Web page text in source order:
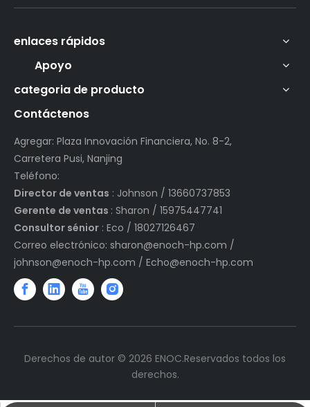
enlaces rápidos
Apoyo
categoria de producto
Contáctenos
Agregar: Plaza Innovación Financiera, No. 8-2,
Carretera Pusi, Nanjing
Teléfono:
Director de ventas : Johnson / 13660737853
Gerente de ventas : Sharon / 15975447741
Consultor sénior : Eco / 18027126467
Correo electrónico: sharon@enoch-hp.com /
johnson@enoch-hp.com / Echo@enoch-hp.com
Derechos de autor © 2026 ENOC.Reservados todos los
derechos.